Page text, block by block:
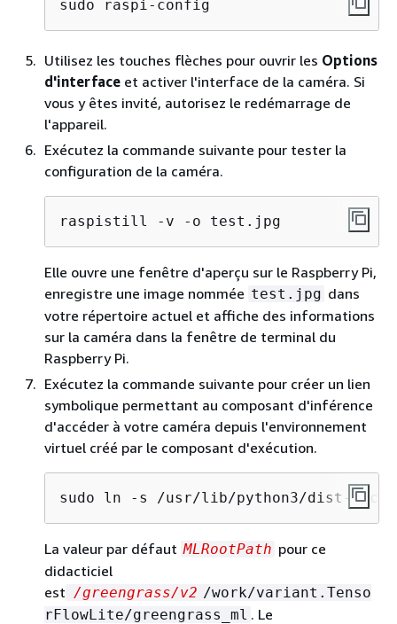
sudo raspi-config
Utilisez les touches flèches pour ouvrir les Options
d'interface et activer l'interface de la caméra. Si
vous y êtes invité, autorisez le redémarrage de
l'appareil.
Exécutez la commande suivante pour tester la
configuration de la caméra.
raspistill -v -o test.jpg
Elle ouvre une fenêtre d'aperçu sur le Raspberry Pi,
enregistre une image nommée test.jpg dans
votre répertoire actuel et affiche des informations
sur la caméra dans la fenêtre de terminal du
Raspberry Pi.
Exécutez la commande suivante pour créer un lien
symbolique permettant au composant d'inférence
d'accéder à votre caméra depuis l'environnement
virtuel créé par le composant d'exécution.
sudo ln -s /usr/lib/python3/dist-
La valeur par défaut MLRootPath pour ce
didacticiel
est /greengrass/v2 /work/variant.Tenso
rFlowLite/greengrass_ml . Le